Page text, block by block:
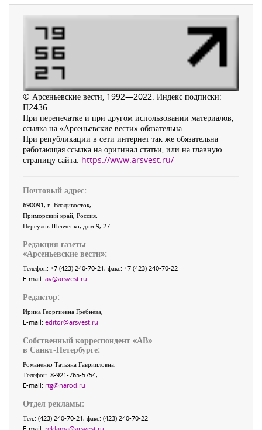
© Арсеньевские вести, 1992—2022. Индекс подписки:
П2436
При перепечатке и при другом использовании материалов,
ссылка на «Арсеньевские вести» обязательна.
При републикации в сети интернет так же обязательна
работающая ссылка на оригинал статьи, или на главную
страницу сайта: https://www.arsvest.ru/
Почтовый адрес:
690091, г. Владивосток,
Приморский край, Россия
Переулок Шевченко, дом 9, 27
Редакция газеты
«Арсеньевские вести»:
Телефон: +7 (423) 240-70-21, факс: +7 (423) 240-70-22
E-mail: av@arsvest.ru
Редактор:
Ирина Георгиевна Гребнёва,
E-mail: editor@arsvest.ru
Собственный корреспондент «АВ»
в Санкт-Петербурге:
Романенко Татьяна Гаврииловна,
Телефон: 8-921-765-5754,
E-mail: rtg@narod.ru
Отдел рекламы:
Тел.: (423) 240-70-21, факс: (423) 240-70-22